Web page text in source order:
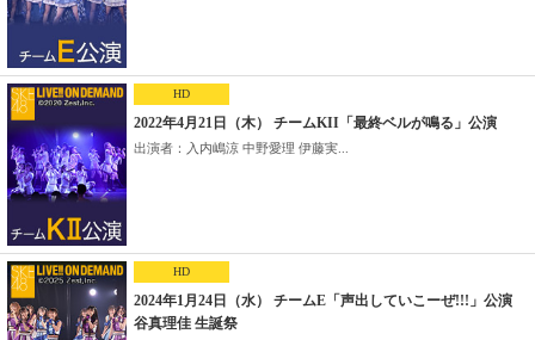
HD
2022年4月21日（木） チームKII「最終ベルが鳴る」公演
出演者：入内嶋涼 中野愛理 伊藤実...
HD
2024年1月24日（水） チームE「声出していこーぜ!!!」公演
谷真理佳 生誕祭